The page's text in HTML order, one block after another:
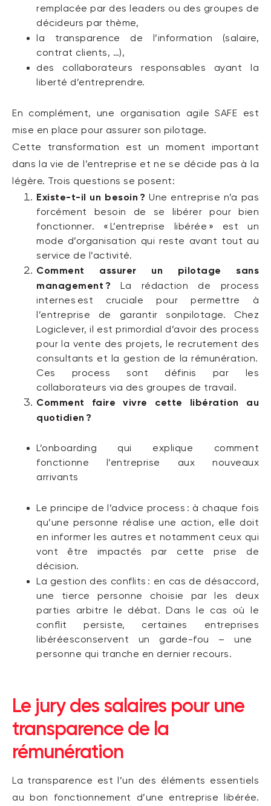
remplacée par des leaders ou des groupes de
décideurs par thème,
la transparence de l’information (salaire,
contrat clients, …),
des collaborateurs responsables ayant la
liberté d’entreprendre.
En complément, une organisation agileSAFE est
mise en place pour assurer son pilotage.
Cette transformation est un moment important
dans la vie de l’entreprise et ne se décide pas à la
légère. Trois questions se posent:
Existe-t-il un besoin ?Une entreprise n’a pas
forcément besoin de se libérer pour bien
fonctionner. « L’entreprise libérée » est un
mode d’organisation qui reste avant tout au
service de l’activité.
Comment assurer un pilotage sans
management ?La rédaction de process
internes est cruciale pour permettre à
l’entreprise de garantir sonpilotage. Chez
Logiclever, il est primordial d’avoir des process
pour la vente des projets, le recrutement des
consultants et la gestion de la rémunération.
Ces process sont définis par les
collaborateurs via des groupes de travail.
Comment faire vivre cette libération au
quotidien ?
L’onboarding qui explique comment
fonctionne l’entreprise aux nouveaux
arrivants
Le principe de l’advice process : à chaque fois
qu’une personne réalise une action, elle doit
en informer les autres et notamment ceux qui
vont être impactés
par cette prise de
décision.
La gestion des conflits : en cas de désaccord,
une tierce personne
choisie par les deux
parties arbitre le débat. Dans le cas où le
conflit persiste, certaines entreprises
libéréesconservent un garde-fou
– une
personne qui tranche en dernier recours.
Le jury des salaires pour une
transparence de la
rémunération
La transparence est l’un des éléments essentiels
au bon fonctionnement d’une entreprise libérée.